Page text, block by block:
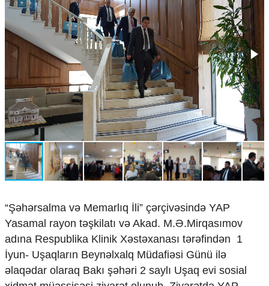
Çarpaz baxış
Təhlil
Siyasi
Geosiyasi
İqtisadi
Sosioloji
Araşdırma
Multimedia
Foto
Video
İnfoqrafika
Humanitar
Elm və təhsil
Mədəniyyət
Diaspor
Yüksəliş hekayəsi
“Şəhərsalma və Memarlıq İli” çərçivəsində YAP
Yasamal rayon təşkilatı və Akad. M.Ə.Mirqasımov
adına Respublika Klinik Xəstəxanası tərəfindən 1
İyun- Uşaqların Beynəlxalq Müdafiəsi Günü ilə
əlaqədar olaraq Bakı şəhəri 2 saylı Uşaq evi sosial